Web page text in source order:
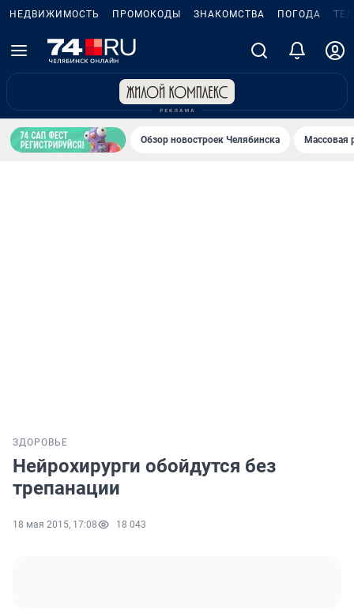
НЕДВИЖИМОСТЬ ПРОМОКОДЫ ЗНАКОМСТВА ПОГОДА
Обзор новостроек Челябинска Массовая
ЗДОРОВЬЕ
Нейрохирурги обойдутся без
трепанации
18 мая 2015, 17:08 18 043